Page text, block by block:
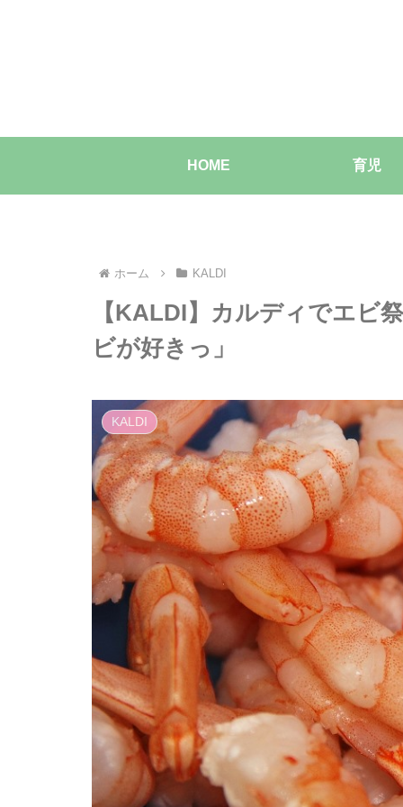
HOME 育児
ホーム KALDI
【KALDI】カルディでエビ
ビが好きっ」
KALDI